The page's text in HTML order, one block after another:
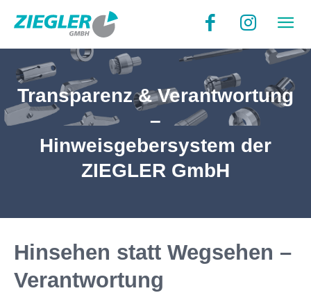
Transparenz & Verantwortung
–
Hinweisgebersystem der
ZIEGLER GmbH
Hinsehen statt Wegsehen –
Verantwortung